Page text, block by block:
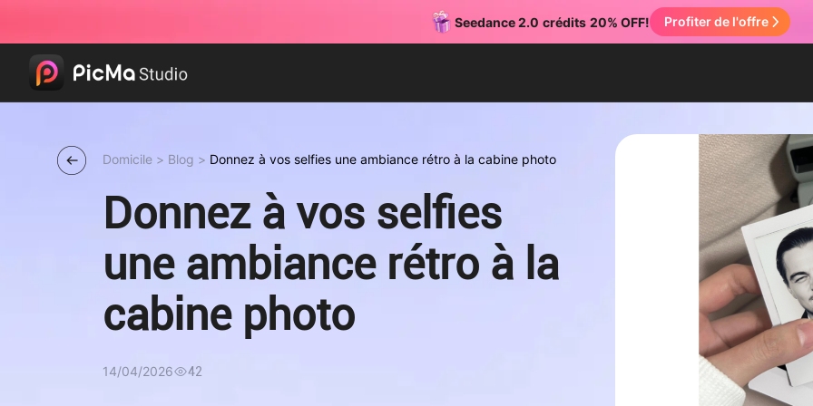
Domicile > Blog > Donnez à vos selfies une ambiance rétro à la cabine photo
Donnez à vos selfies
une ambiance rétro à la
cabine photo
14/04/2026 42
Seedance 2.0 crédits 20% OFF! Profiter de l'offre